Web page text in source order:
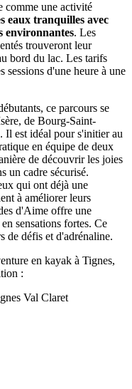
comme une activité
eaux tranquilles avec
environnantes. Les
trouveront leur
bord du lac. Les tarifs
sessions d'une heure à une
ce parcours se
de Bourg-Saint-
Il est idéal pour s'initier au
en équipe de deux
de découvrir les joies
un cadre sécurisé.
qui ont déjà une
à améliorer leurs
d'Aime offre une
sensations fortes. Ce
de défis et d'adrénaline.
en kayak à Tignes,
:
Val Claret